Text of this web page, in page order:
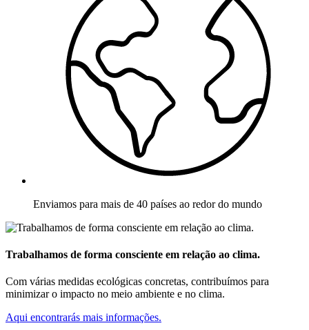
Enviamos para mais de 40 países ao redor do mundo
Trabalhamos de forma consciente em relação ao clima.
Com várias medidas ecológicas concretas, contribuímos para
minimizar o impacto no meio ambiente e no clima.
Aqui encontrarás mais informações.